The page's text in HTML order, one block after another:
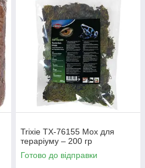
Trixie TX-76155 Мох для
тераріуму – 200 гр
Готово до відправки